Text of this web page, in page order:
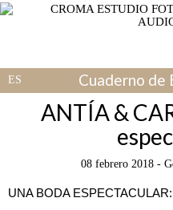
Cuaderno
ANTÍA &
08 febrero 2018 -
UNA BODA